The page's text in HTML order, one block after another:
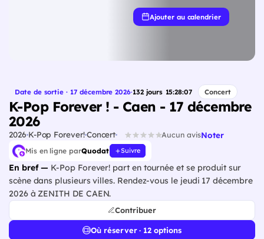
Ajouter au calendrier
Date de sortie · 17 décembre 2026·132jours 15:28:06 Concert
K-Pop Forever ! - Caen - 17 décembre
2026
2026 K-Pop Forever!Concert Aucun avisNoter
Mis en ligne parQuodat Suivre
En bref — K-Pop Forever! part en tournée et se produit sur
scène dans plusieurs villes. Rendez-vous le jeudi 17 décembre
2026 à ZENITH DE CAEN.
Contribuer
Où réserver · 12 options